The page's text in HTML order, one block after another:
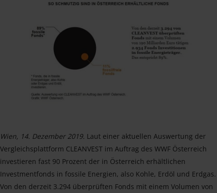
Wien, 14. Dezember 2019. Laut einer aktuellen Auswertung der
Vergleichsplattform CLEANVEST im Auftrag des WWF Österreich
investieren fast 90 Prozent der in Österreich erhältlichen
Investmentfonds in fossile Energien, also Kohle, Erdöl und Erdgas.
Von den derzeit 3.294 überprüften Fonds mit einem Volumen von